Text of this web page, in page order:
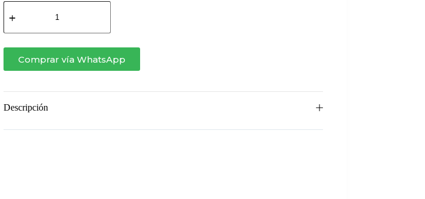
MESA
DE
AMATI
ORGÂNICA
cantidadComprar vía WhatsApp
Descripción